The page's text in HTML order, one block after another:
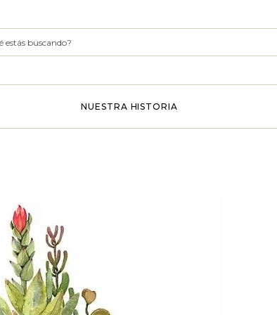
NUESTRA HISTORIA